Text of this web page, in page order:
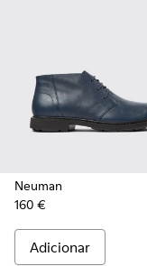
Neuman
160 €
Adicionar